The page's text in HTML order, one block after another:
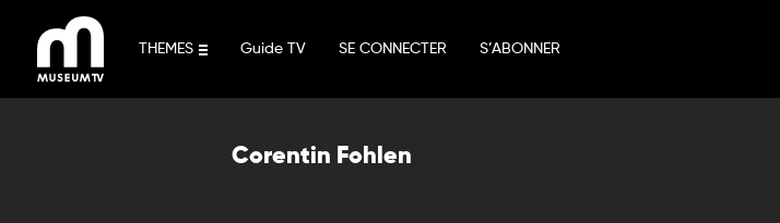
contenu
THEMES Guide TV SE CONNECTER S’ABONNER
Corentin Fohlen